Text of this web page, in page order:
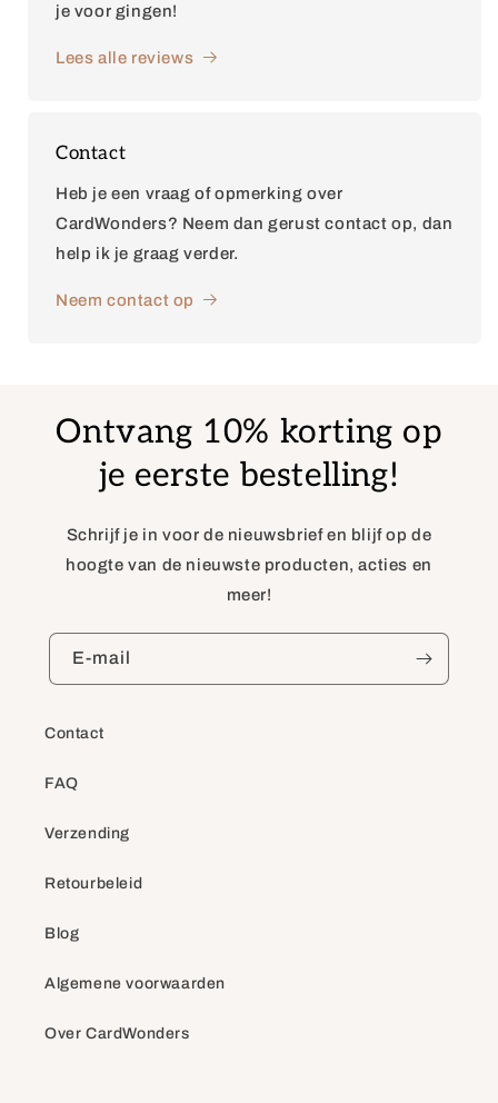
je voor gingen!
Lees alle reviews
Contact
Heb je een vraag of opmerking over
CardWonders? Neem dan gerust contact op, dan
help ik je graag verder.
Neem contact op
Ontvang 10% korting op
je eerste bestelling!
Schrijf je in voor de nieuwsbrief en blijf op de
hoogte van de nieuwste producten, acties en
meer!
E‑mail
Contact
FAQ
Verzending
Retourbeleid
Blog
Algemene voorwaarden
Over CardWonders